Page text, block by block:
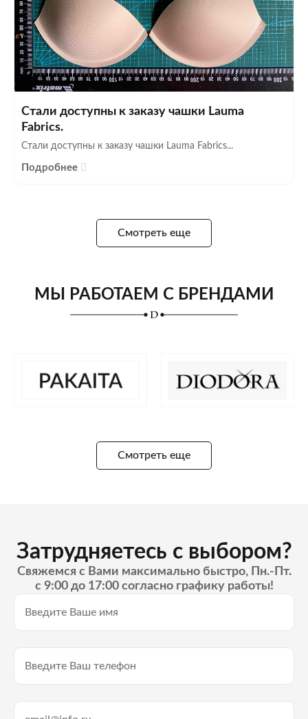
Стали доступны к заказу чашки Lauma
Fabrics.
Стали доступны к заказу чашки Lauma Fabrics...
Подробнее
Смотреть еще
МЫ РАБОТАЕМ С БРЕНДАМИ
Смотреть еще
Затрудняетесь с выбором?
Свяжемся с Вами максимально быстро, Пн.-Пт.
с 9:00 до 17:00 согласно графику работы!